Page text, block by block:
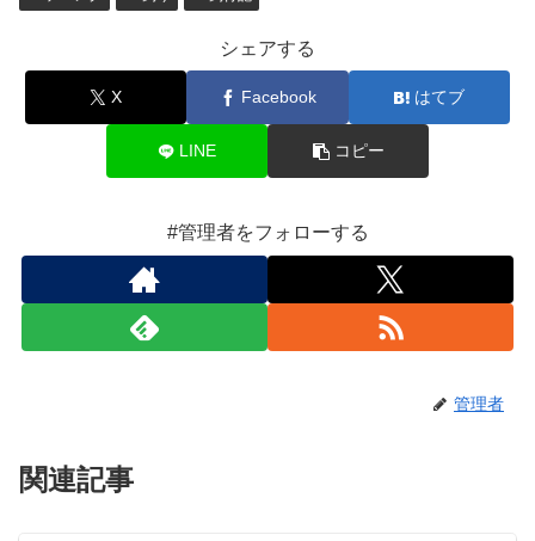
シェアする
X Facebook はてブ
LINE コピー
#管理者をフォローする
管理者
関連記事